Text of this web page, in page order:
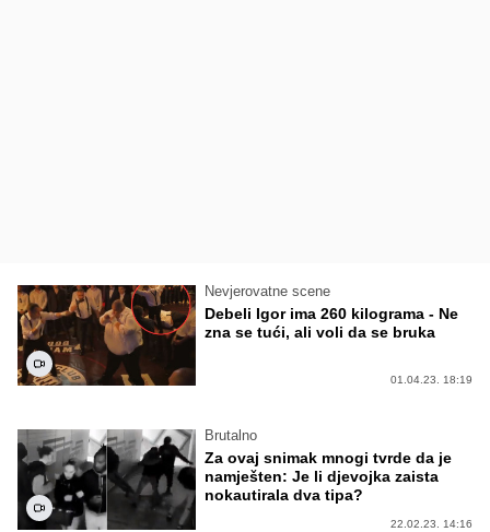
Nevjerovatne scene
Debeli Igor ima 260 kilograma - Ne
zna se tući, ali voli da se bruka
01.04.23. 18:19
Brutalno
Za ovaj snimak mnogi tvrde da je
namješten: Je li djevojka zaista
nokautirala dva tipa?
22.02.23. 14:16